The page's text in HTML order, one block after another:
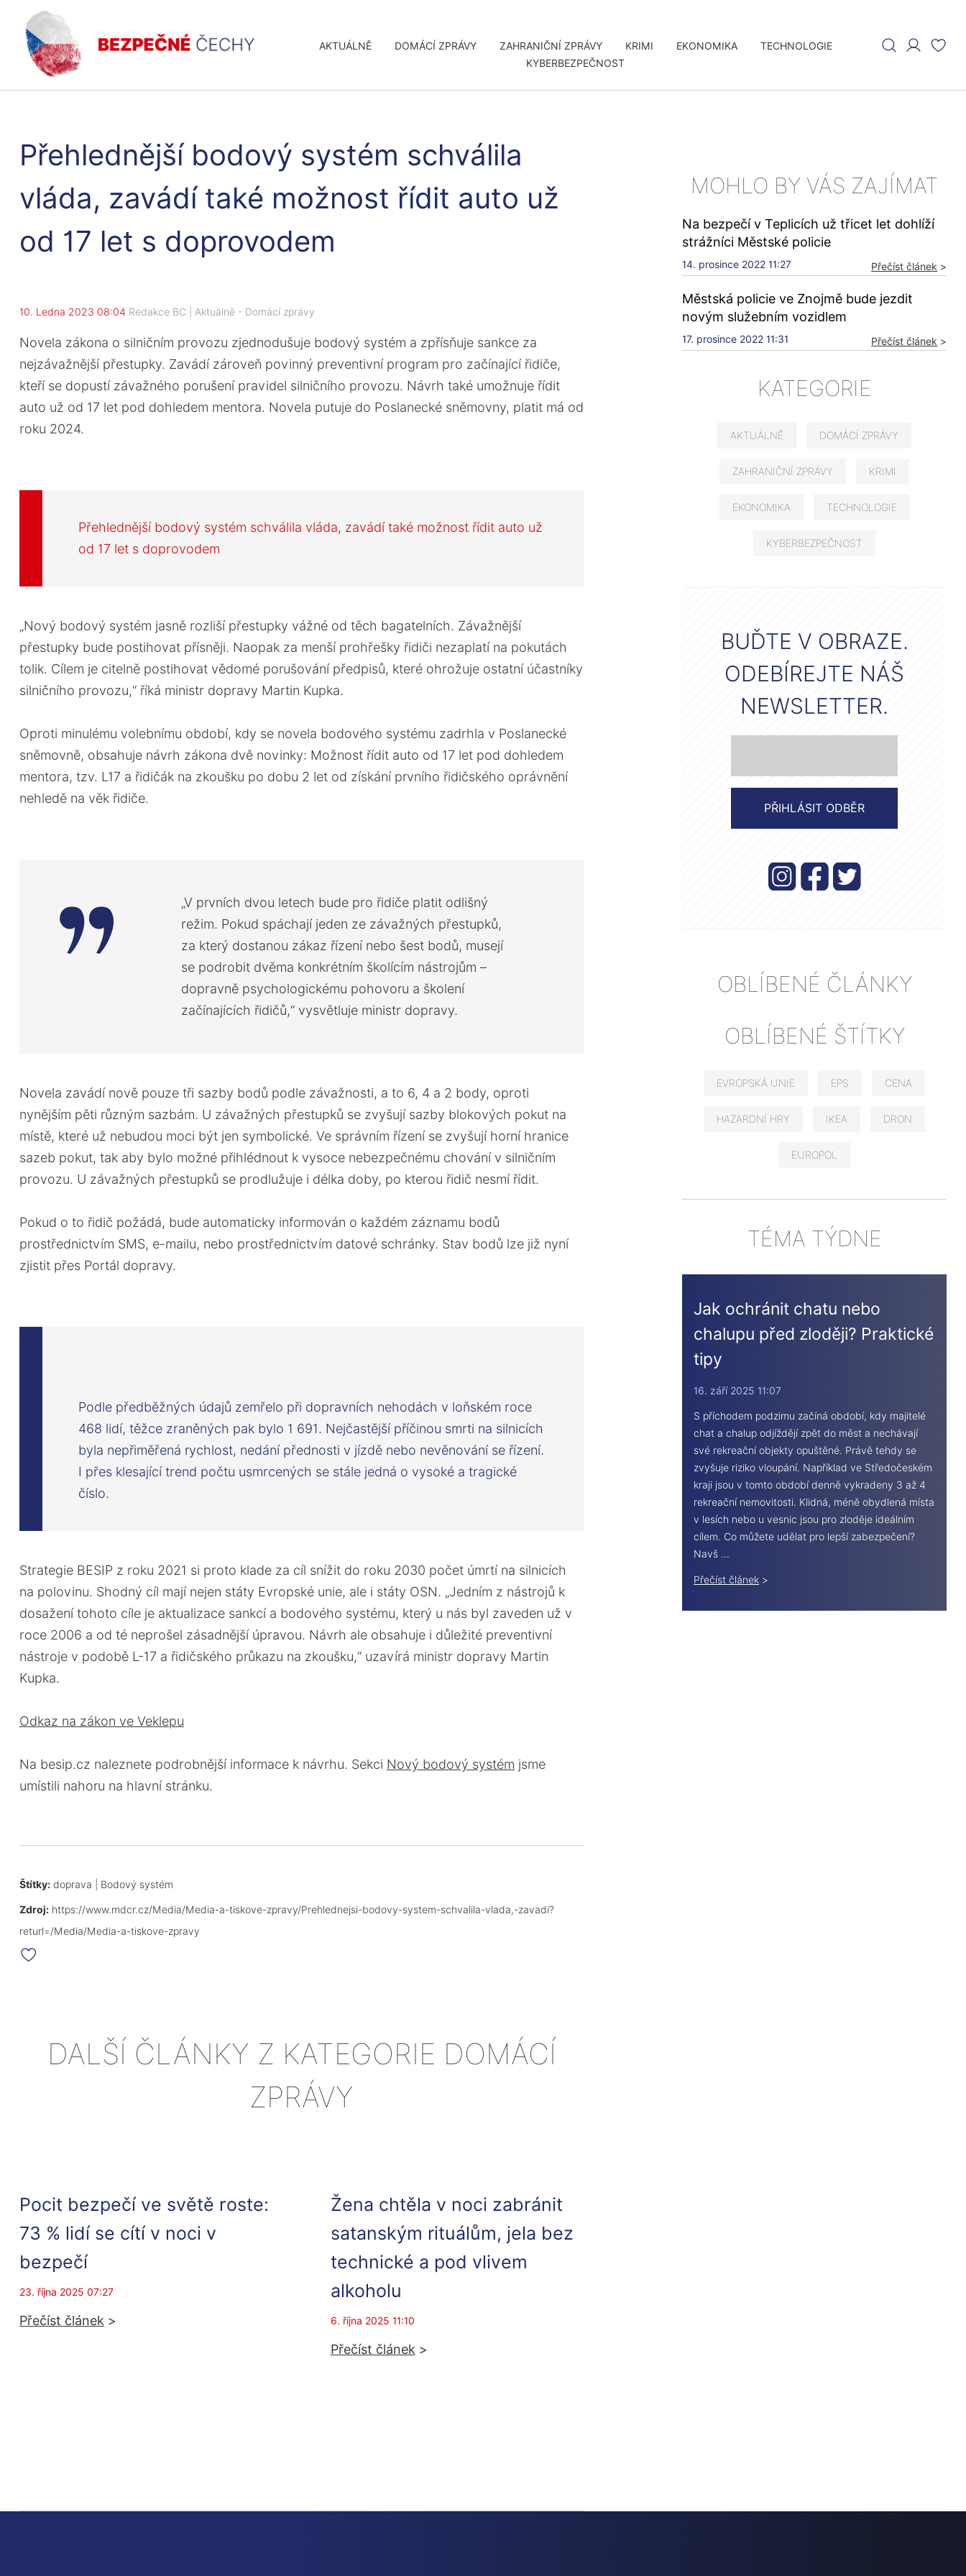
AKTUÁLNĚ DOMÁCÍ ZPRÁVY ZAHRANIČNÍ ZPRÁVY KRIMI EKONOMIKA
TECHNOLOGIE
KYBERBEZPEČNOST
Přehlednější bodový systém schválila
vláda, zavádí také možnost řídit auto už
od 17 let s doprovodem
10. Ledna 2023 08:04 Redakce BC Aktuálně- Domácí zprávy
Novela zákona o silničním provozu zjednodušuje bodový systém a zpřísňuje sankce za
nejzávažnější přestupky. Zavádí zároveň povinný preventivní program pro začínající řidiče,
kteří se dopustí závažného porušení pravidel silničního provozu. Návrh také umožnuje řídit
auto už od 17 let pod dohledem mentora. Novela putuje do Poslanecké sněmovny, platit má od
roku 2024.
Přehlednější bodový systém schválila vláda, zavádí také možnost řídit auto už
od 17 let s doprovodem
„Nový bodový systém jasně rozliší přestupky vážné od těch bagatelních. Závažnější
přestupky bude postihovat přísněji. Naopak za menší prohřešky řidiči nezaplatí na pokutách
tolik. Cílem je citelně postihovat vědomé porušování předpisů, které ohrožuje ostatní účastníky
silničního provozu,“ říká ministr dopravy Martin Kupka.
Oproti minulému volebnímu období, kdy se novela bodového systému zadrhla v Poslanecké
sněmovně, obsahuje návrh zákona dvě novinky: Možnost řídit auto od 17 let pod dohledem
mentora, tzv. L17 a řidičák na zkoušku po dobu 2 let od získání prvního řidičského oprávnění
nehledě na věk řidiče.
„V prvních dvou letech bude pro řidiče platit odlišný
režim. Pokud spáchají jeden ze závažných přestupků,
za který dostanou zákaz řízení nebo šest bodů, musejí
se podrobit dvěma konkrétním školícím nástrojům –
dopravně psychologickému pohovoru a školení
začínajících řidičů,“ vysvětluje ministr dopravy.
Novela zavádí nově pouze tři sazby bodů podle závažnosti, a to 6, 4 a 2 body, oproti
nynějším pěti různým sazbám. U závažných přestupků se zvyšují sazby blokových pokut na
místě, které už nebudou moci být jen symbolické. Ve správním řízení se zvyšují horní hranice
sazeb pokut, tak aby bylo možné přihlédnout k vysoce nebezpečnému chování v silničním
provozu. U závažných přestupků se prodlužuje i délka doby, po kterou řidič nesmí řídit.
Pokud o to řidič požádá, bude automaticky informován o každém záznamu bodů
prostřednictvím SMS, e-mailu, nebo prostřednictvím datové schránky. Stav bodů lze již nyní
zjistit přes Portál dopravy.
Podle předběžných údajů zemřelo při dopravních nehodách v loňském roce
468 lidí, těžce zraněných pak bylo 1 691. Nejčastější příčinou smrti na silnicích
byla nepřiměřená rychlost, nedání přednosti v jízdě nebo nevěnování se řízení.
I přes klesající trend počtu usmrcených se stále jedná o vysoké a tragické
číslo.
Strategie BESIP z roku 2021 si proto klade za cíl snížit do roku 2030 počet úmrtí na silnicích
na polovinu. Shodný cíl mají nejen státy Evropské unie, ale i státy OSN. „Jedním z nástrojů k
dosažení tohoto cíle je aktualizace sankcí a bodového systému, který u nás byl zaveden už v
roce 2006 a od té neprošel zásadnější úpravou. Návrh ale obsahuje i důležité preventivní
nástroje v podobě L-17 a řidičského průkazu na zkoušku,“ uzavírá ministr dopravy Martin
Kupka.
Odkaz na zákon ve Veklepu
Na besip.cz naleznete podrobnější informace k návrhu. Sekci Nový bodový systém jsme
umístili nahoru na hlavní stránku.
Štítky: doprava Bodový systém
Zdroj:https://www.mdcr.cz/Media/Media-a-tiskove-zpravy/Prehlednejsi-bodovy-system-schvalila-vlada,-zavadi?
returl=/Media/Media-a-tiskove-zpravy
DALŠÍ ČLÁNKY Z KATEGORIE DOMÁCÍ
ZPRÁVY
Pocit bezpečí ve světě roste:
73 % lidí se cítí v noci v
bezpečí
23. října 2025 07:27
Přečíst článek >
Žena chtěla v noci zabránit
satanským rituálům, jela bez
technické a pod vlivem
alkoholu
6. října 2025 11:10
Přečíst článek >
MOHLO BY VÁS ZAJÍMAT
Na bezpečí v Teplicích už třicet let dohlíží
strážníci Městské policie
14. prosince 2022 11:27 Přečíst článek >
Městská policie ve Znojmě bude jezdit
novým služebním vozidlem
17. prosince 2022 11:31 Přečíst článek >
KATEGORIE
AKTUÁLNĚ DOMÁCÍ ZPRÁVY
ZAHRANIČNÍ ZPRÁVY KRIMI
EKONOMIKA TECHNOLOGIE
KYBERBEZPEČNOST
BUĎTE V OBRAZE.
ODEBÍREJTE NÁŠ
NEWSLETTER.
OBLÍBENÉ ČLÁNKY
OBLÍBENÉ ŠTÍTKY
EVROPSKÁ UNIE EPS CENA
HAZARDNÍ HRY IKEA DRON
EUROPOL
TÉMA TÝDNE
Jak ochránit chatu nebo
chalupu před zloději? Praktické
tipy
16. září 2025 11:07
S příchodem podzimu začíná období, kdy majitelé
chat a chalup odjíždějí zpět do měst a nechávají
své rekreační objekty opuštěné. Právě tehdy se
zvyšuje riziko vloupání. Například ve Středočeském
kraji jsou v tomto období denně vykradeny 3 až 4
rekreační nemovitosti. Klidná, méně obydlená místa
v lesích nebo u vesnic jsou pro zloděje ideálním
cílem. Co můžete udělat pro lepší zabezpečení?
Navš ...
Přečíst článek >